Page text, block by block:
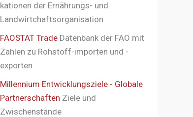
kationen der Ernährungs- und
Landwirtchaftsorganisation
FAOSTAT Trade Datenbank der FAO mit
Zahlen zu Rohstoff-importen und -
exporten
Millennium Entwicklungsziele - Globale
Partnerschaften Ziele und
Zwischenstände